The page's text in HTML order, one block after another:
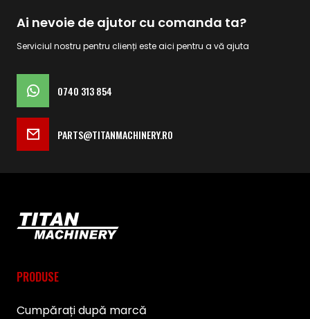
Ai nevoie de ajutor cu comanda ta?
Serviciul nostru pentru clienți este aici pentru a vă ajuta
0740 313 854
PARTS@TITANMACHINERY.RO
PRODUSE
Cumpărați după marcă